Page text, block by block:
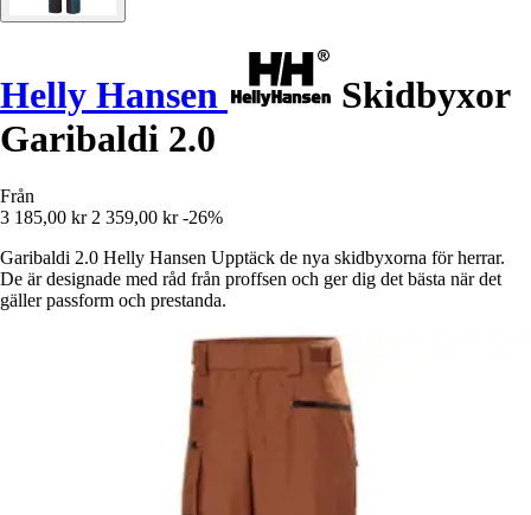
Helly Hansen
Skidbyxor
Garibaldi 2.0
Från
3 185,00 kr 2 359,00 kr -26%
Garibaldi 2.0 Helly Hansen Upptäck de nya skidbyxorna för herrar.
De är designade med råd från proffsen och ger dig det bästa när det
gäller passform och prestanda.